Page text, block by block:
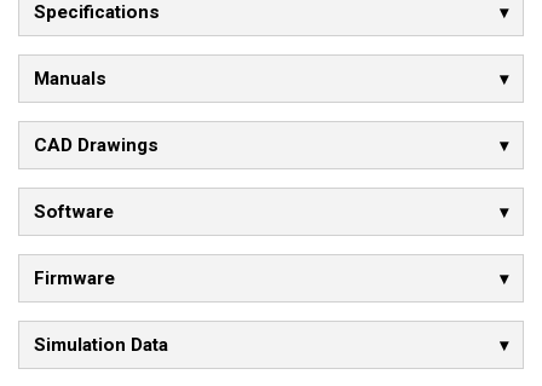
Specifications
Manuals
CAD Drawings
Software
Firmware
Simulation Data